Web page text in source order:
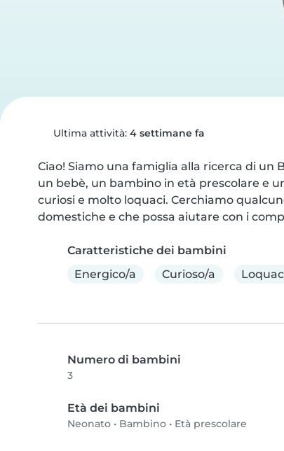
Ultima attività: 4 settimane fa
Ciao! Siamo una famiglia alla ricerca di
un bebè, un bambino in età prescolare e
curiosi e molto loquaci. Cerchiamo
domestiche e che possa aiutare con i
Caratteristiche dei bambini
Energico/a
Curioso/a
Numero di bambini
3
Età dei bambini
Neonato • Bambino • Età prescolare